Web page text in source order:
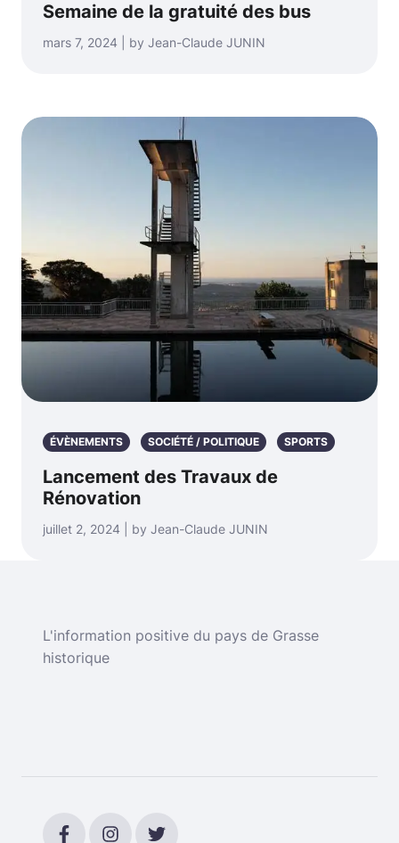
Semaine de la gratuité des bus
mars 7, 2024 | by Jean-Claude JUNIN
ÉVÈNEMENTS SOCIÉTÉ / POLITIQUE SPORTS
Lancement des Travaux de
Rénovation
juillet 2, 2024 | by Jean-Claude JUNIN
L'information positive du pays de Grasse
historique